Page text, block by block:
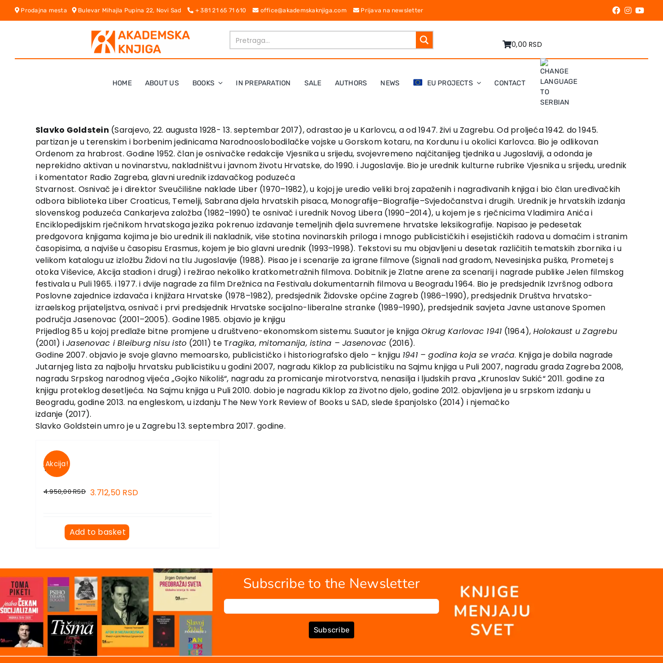
Skip
Prodajna mesta Bulevar Mihajla Pupina 22, Novi Sad + 381 21 65 71 610 office@akademskaknjiga.com Prijava na newsletter
0,00 RSD
HOME ABOUT US BOOKS IN PREPARATION SALE AUTHORS NEWS EU PROJECTS CONTACT
Slavko Goldstein (Sarajevo, 22. augusta 1928- 13. septembar 2017), odrastao je u Karlovcu, a od 1947. živi u Zagrebu. Od proljeća 1942. do 1945.
partizan je u terenskim i borbenim jedinicama Narodnooslobodilačke vojske u Gorskom kotaru, na Kordunu i u okolici Karlovca. Bio je odlikovan
Ordenom za hrabrost. Godine 1952. član je osnivačke redakcije Vjesnika u srijedu, svojevremeno najčitanijeg tjednika u Jugoslaviji, a odonda je
neprekidno aktivan u novinarstvu, nakladništvu i javnom životu Hrvatske, do 1990. i Jugoslavije. Bio je urednik kulturne rubrike Vjesnika u srijedu, urednik
i komentator Radio Zagreba, glavni urednik izdavačkog poduzeća
Stvarnost. Osnivač je i direktor Sveučilišne naklade Liber (1970–1982), u kojoj je uredio veliki broj zapaženih i nagrađivanih knjiga i bio član uređivačkih
odbora biblioteka Liber Croaticus, Temelji, Sabrana djela hrvatskih pisaca, Monografije–Biografije–Svjedočanstva i drugih. Urednik je hrvatskih izdanja
slovenskog poduzeća Cankarjeva založba (1982–1990) te osnivač i urednik Novog Libera (1990–2014), u kojem je s rječnicima Vladimira Anića i
Enciklopedijskim rječnikom hrvatskoga jezika pokrenuo izdavanje temeljnih djela suvremene hrvatske leksikografije. Napisao je pedesetak
predgovora knjigama kojima je bio urednik ili nakladnik, više stotina novinarskih priloga i mnogo publicističkih i esejističkih radova u domaćim i stranim
časopisima, a najviše u časopisu Erasmus, kojem je bio glavni urednik (1993–1998). Tekstovi su mu objavljeni u desetak različitih tematskih zbornika i u
velikom katalogu uz izložbu Židovi na tlu Jugoslavije (1988). Pisao je i scenarije za igrane filmove (Signali nad gradom, Nevesinjska puška, Prometej s
otoka Viševice, Akcija stadion i drugi) i režirao nekoliko kratkometražnih filmova. Dobitnik je Zlatne arene za scenarij i nagrade publike Jelen filmskog
festivala u Puli 1965. i 1977. i dvije nagrade za film Drežnica na Festivalu dokumentarnih filmova u Beogradu 1964. Bio je predsjednik Izvršnog odbora
Poslovne zajednice izdavača i knjižara Hrvatske (1978–1982), predsjednik Židovske općine Zagreb (1986–1990), predsjednik Društva hrvatsko-
izraelskog prijateljstva, osnivač i prvi predsjednik Hrvatske socijalno-liberalne stranke (1989–1990), predsjednik savjeta Javne ustanove Spomen
područja Jasenovac (2001–2005). Godine 1985. objavio je knjigu
Prijedlog 85 u kojoj predlaže bitne promjene u društveno-ekonomskom sistemu. Suautor je knjiga Okrug Karlovac 1941 (1964), Holokaust u Zagrebu
(2001) iJasenovac i Bleiburg nisu isto (2011) te Tragika, mitomanija, istina – Jasenovac (2016).
Godine 2007. objavio je svoje glavno memoarsko, publicističko i historiografsko djelo – knjigu 1941 – godina koja se vraća. Knjiga je dobila nagrade
Jutarnjeg lista za najbolju hrvatsku publicistiku u godini 2007, nagradu Kiklop za publicistiku na Sajmu knjiga u Puli 2007, nagradu grada Zagreba 2008,
nagradu Srpskog narodnog vijeća „Gojko Nikoliš“, nagradu za promicanje mirotvorstva, nenasilja i ljudskih prava „Krunoslav Sukić“ 2011. godine za
knjigu proteklog desetljeća. Na Sajmu knjiga u Puli 2010. dobio je nagradu Kiklop za životno djelo, godine 2012. objavljena je u srpskom izdanju u
Beogradu, godine 2013. na engleskom, u izdanju The New York Review of Books u SAD, slede španjolsko (2014) i njemačko
izdanje (2017).
Slavko Goldstein umro je u Zagrebu 13. septembra 2017. godine.
Akcija!
TITO
4.950,00RSD 3.712,50 RSD
Add to basket
Subscribe to the Newsletter
Subscribe